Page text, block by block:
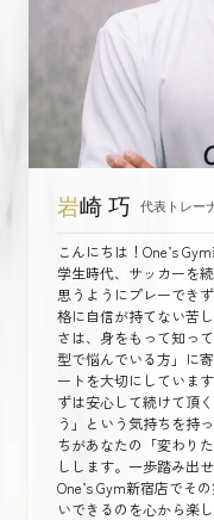
岩崎 巧 代表トレー
こんにちは！One’s
学生時代、サッカーを
思うようにプレーでき
格に自信が持てない苦
さは、身をもって知っ
型で悩んでいる方」に
ートを大切にしていま
ずは安心して続けて頂
う」という気持ちを持
ちがあなたの「変わり
しします。一歩踏み出
One’s Gym新宿店でそ
いできるのを心から楽